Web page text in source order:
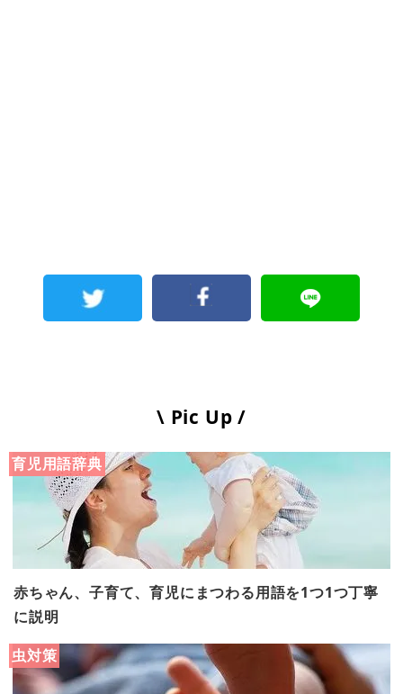
\ Pic Up /
育児用語辞典
赤ちゃん、子育て、育児にまつわる用語を1つ1つ丁寧
に説明
虫対策